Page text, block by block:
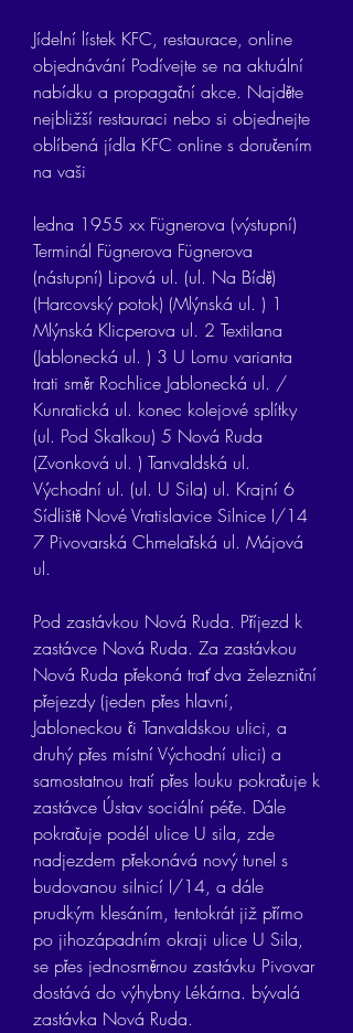
Jídelní lístek KFC, restaurace, online
objednávání Podívejte se na aktuální
nabídku a propagační akce. Najděte
nejbližší restauraci nebo si objednejte
oblíbená jídla KFC online s doručením
na vaši
ledna 1955 xx Fügnerova (výstupní)
Terminál Fügnerova Fügnerova
(nástupní) Lipová ul. (ul. Na Bídě)
(Harcovský potok) (Mlýnská ul. ) 1
Mlýnská Klicperova ul. 2 Textilana
(Jablonecká ul. ) 3 U Lomu varianta
trati směr Rochlice Jablonecká ul. /
Kunratická ul. konec kolejové splítky
(ul. Pod Skalkou) 5 Nová Ruda
(Zvonková ul. ) Tanvaldská ul.
Východní ul. (ul. U Sila) ul. Krajní 6
Sídliště Nové Vratislavice Silnice I/14
7 Pivovarská Chmelařská ul. Májová
ul.
Pod zastávkou Nová Ruda. Příjezd k
zastávce Nová Ruda. Za zastávkou
Nová Ruda překoná trať dva železniční
přejezdy (jeden přes hlavní,
Jabloneckou či Tanvaldskou ulici, a
druhý přes místní Východní ulici) a
samostatnou tratí přes louku pokračuje k
zastávce Ústav sociální péče. Dále
pokračuje podél ulice U sila, zde
nadjezdem překonává nový tunel s
budovanou silnicí I/14, a dále
prudkým klesáním, tentokrát již přímo
po jihozápadním okraji ulice U Sila,
se přes jednosměrnou zastávku Pivovar
dostává do výhybny Lékárna. bývalá
zastávka Nová Ruda.